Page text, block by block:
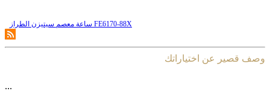
ساعة معصم سیتیزن الطراز FE6170-88X
وصف قصير عن اختياراتك
...